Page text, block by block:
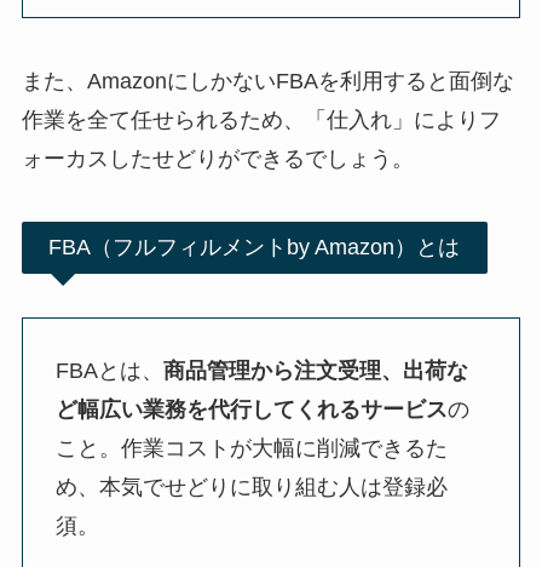
また、 AmazonにしかないFBAを利用すると面倒な
作業を全て任せられるため、「仕入れ」によりフ
ォーカスしたせどりができるでしょう。
FBA（フルフィルメントby Amazon）とは
FBAとは、 商品管理から注文受理、出荷な
ど幅広い業務を代行してくれるサービスの
こと。作業コストが大幅に削減できるた
め、本気でせどりに取り組む人は登録必
須。